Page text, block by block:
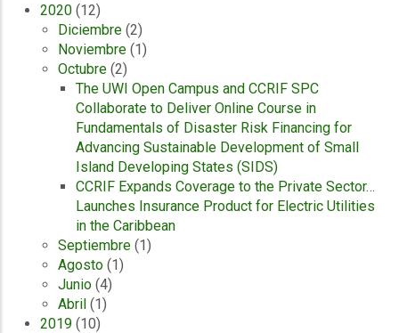
2020 (12)
Diciembre (2)
Noviembre (1)
Octubre (2)
The UWI Open Campus and CCRIF SPC
Collaborate to Deliver Online Course in
Fundamentals of Disaster Risk Financing for
Advancing Sustainable Development of Small
Island Developing States (SIDS)
CCRIF Expands Coverage to the Private Sector…
Launches Insurance Product for Electric Utilities
in the Caribbean
Septiembre (1)
Agosto (1)
Junio (4)
Abril (1)
2019 (10)